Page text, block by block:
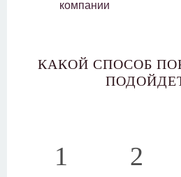
компании
КАКОЙ СПОСОБ
1 2